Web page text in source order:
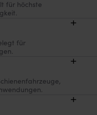
für höchste
für